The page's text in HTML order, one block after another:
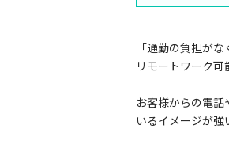
「通勤の負担が
リモートワーク可
お客様からの電
いるイメージが強